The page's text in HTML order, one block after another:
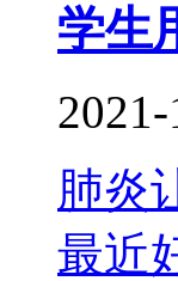
学生
肺炎
最近